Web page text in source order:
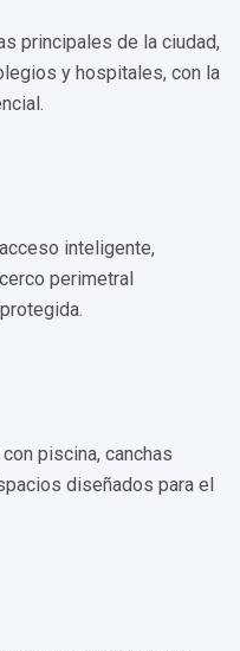
principales de la ciudad,
y hospitales, con la
inteligente,
perimetral
piscina, canchas
diseñados para el